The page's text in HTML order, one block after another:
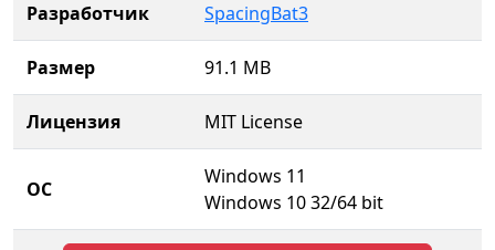
Разработчик SpacingBat3
Размер 91.1 MB
Лицензия MIT License
ОС
Windows 11
Windows 10 32/64 bit